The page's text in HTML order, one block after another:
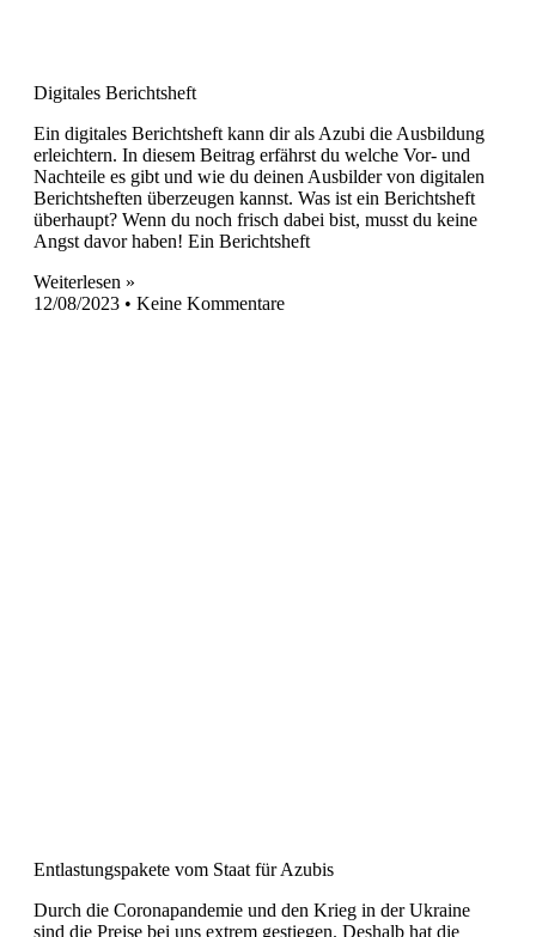
Digitales Berichtsheft
Ein digitales Berichtsheft kann dir als Azubi die Ausbildung
erleichtern. In diesem Beitrag erfährst du welche Vor- und
Nachteile es gibt und wie du deinen Ausbilder von digitalen
Berichtsheften überzeugen kannst. Was ist ein Berichtsheft
überhaupt? Wenn du noch frisch dabei bist, musst du keine
Angst davor haben! Ein Berichtsheft
Weiterlesen »
12/08/2023
Keine Kommentare
Entlastungspakete vom Staat für Azubis
Durch die Coronapandemie und den Krieg in der Ukraine
sind die Preise bei uns extrem gestiegen. Deshalb hat die